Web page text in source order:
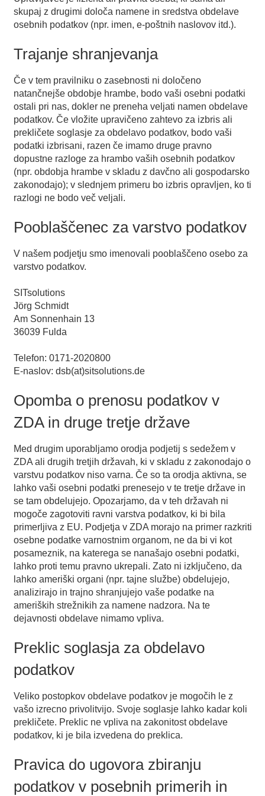
skupaj z drugimi določa namene in sredstva obdelave
osebnih podatkov (npr. imen, e-poštnih naslovov itd.).
Trajanje shranjevanja
Če v tem pravilniku o zasebnosti ni določeno
natančnejše obdobje hrambe, bodo vaši osebni podatki
ostali pri nas, dokler ne preneha veljati namen obdelave
podatkov. Če vložite upravičeno zahtevo za izbris ali
prekličete soglasje za obdelavo podatkov, bodo vaši
podatki izbrisani, razen če imamo druge pravno
dopustne razloge za hrambo vaših osebnih podatkov
(npr. obdobja hrambe v skladu z davčno ali gospodarsko
zakonodajo); v slednjem primeru bo izbris opravljen, ko ti
razlogi ne bodo več veljali.
Pooblaščenec za varstvo podatkov
V našem podjetju smo imenovali pooblaščeno osebo za
varstvo podatkov.
SITsolutions
Jörg Schmidt
Am Sonnenhain 13
36039 Fulda
Telefon: 0171-2020800
E-naslov: dsb(at)sitsolutions.de
Opomba o prenosu podatkov v
ZDA in druge tretje države
Med drugim uporabljamo orodja podjetij s sedežem v
ZDA ali drugih tretjih državah, ki v skladu z zakonodajo o
varstvu podatkov niso varna. Če so ta orodja aktivna, se
lahko vaši osebni podatki prenesejo v te tretje države in
se tam obdelujejo. Opozarjamo, da v teh državah ni
mogoče zagotoviti ravni varstva podatkov, ki bi bila
primerljiva z EU. Podjetja v ZDA morajo na primer razkriti
osebne podatke varnostnim organom, ne da bi vi kot
posameznik, na katerega se nanašajo osebni podatki,
lahko proti temu pravno ukrepali. Zato ni izključeno, da
lahko ameriški organi (npr. tajne službe) obdelujejo,
analizirajo in trajno shranjujejo vaše podatke na
ameriških strežnikih za namene nadzora. Na te
dejavnosti obdelave nimamo vpliva.
Preklic soglasja za obdelavo
podatkov
Veliko postopkov obdelave podatkov je mogočih le z
vašo izrecno privolitvijo. Svoje soglasje lahko kadar koli
prekličete. Preklic ne vpliva na zakonitost obdelave
podatkov, ki je bila izvedena do preklica.
Pravica do ugovora zbiranju
podatkov v posebnih primerih in